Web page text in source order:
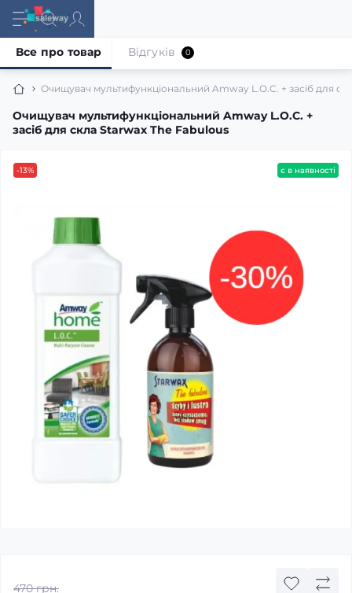
Очищувач мультифункціональний Amway L.O.C. + засіб для
Очищувач мультифункціональний Amway L.O.C. +
засіб для скла Starwax The Fabulous
Все про товар Відгуків 0
-13% є в наявності
470 грн.